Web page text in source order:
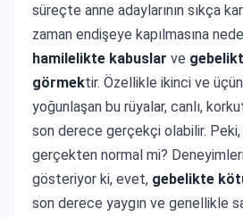
süreçte anne adaylarının sıkça
zaman endişeye kapılmasına
hamilelikte kabuslar ve
görmektir. Özellikle ikinci ve
yoğunlaşan bu rüyalar, canlı,
son derece gerçekçi olabilir. Peki,
gerçekten normal mi?
gösteriyor ki, evet, gebelikte
son derece yaygın ve genellikle